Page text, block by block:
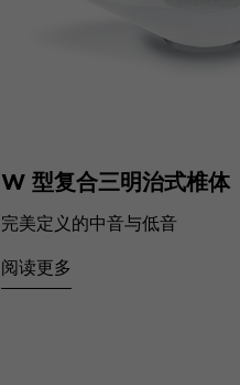
W 型复合三明治式椎体
完美定义的中音与低音
阅读更多